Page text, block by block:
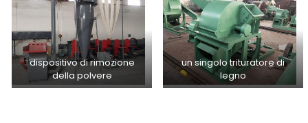
dispositivo di rimozione
della polvere
un singolo trituratore di
legno